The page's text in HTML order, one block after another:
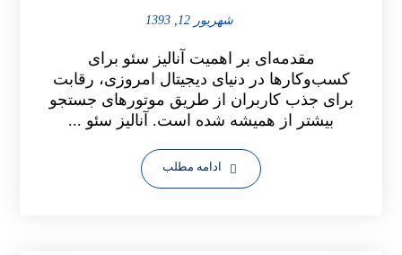
شهریور 12, 1393
مقدمه‌ای بر اهمیت آنالیز سئو برای
کسب‌وکارها در دنیای دیجیتال امروزی، رقابت
برای جذب کاربران از طریق موتورهای جستجو
بیشتر از همیشه شده است. آنالیز سئو ...
ادامه مطلب